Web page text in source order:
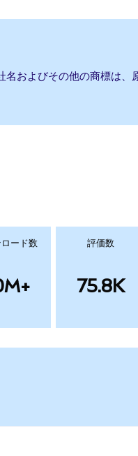
およびその他の商標は、
ード数 評価数
75.8K